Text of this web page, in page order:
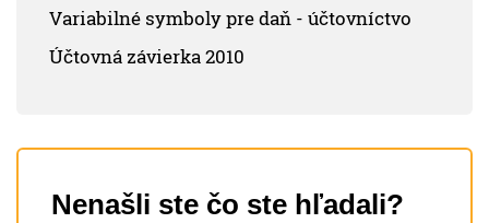
Variabilné symboly pre daň - účtovníctvo
Účtovná závierka 2010
Nenašli ste čo ste hľadali?